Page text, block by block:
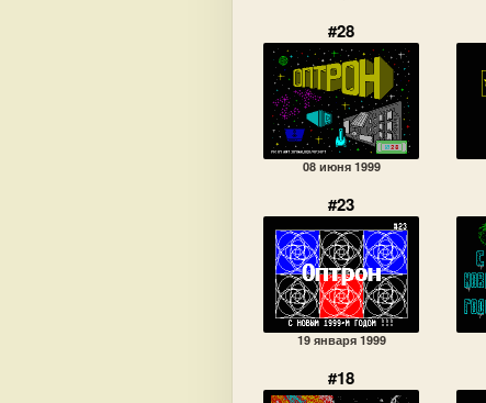
#28
08 июня 1999
#23
19 января 1999
#18